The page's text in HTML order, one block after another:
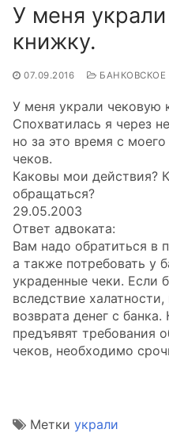
У меня
книжку.
07.09.2016 БАНКОВСКОЕ
У меня украли чековую
Спохватилась я через
но за это время с
чеков.
Каковы мои действия?
обращаться?
29.05.2003
Ответ адвоката:
Вам надо обратиться в
а также потребовать у
украденные чеки. Если
вследствие
возврата денег с
предъявят требования
чеков, необходимо
Метки украли